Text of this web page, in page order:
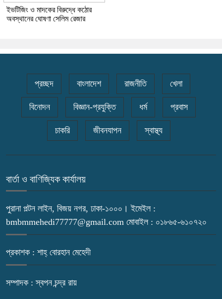
ইভটিজিং ও মাদকের বিরুদ্ধে কঠোর
অবস্থানের ঘোষণা সেলিম রেজার
প্রচ্ছদ বাংলাদেশ রাজনীতি খেলা
বিনোদন বিজ্ঞান-প্রযুক্তি ধর্ম প্রবাস
চাকরি জীবনযাপন স্বাস্থ্য
বার্তা ও বাণিজ্যিক কার্যালয়
পুরানা পল্টন লাইন, বিজয় নগর, ঢাকা-১০০০। ইমেইল :
bmbmmehedi77777@gmail.com মোবাইল : ০১৮৬৫-৬১০৭২০
প্রকাশক : শাহ্ বোরহান মেহেদী
সম্পাদক : স্বপন চন্দ্র রায়